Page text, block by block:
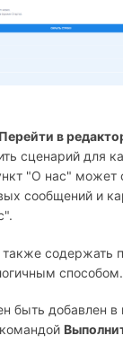
Перейти в
сценарий для
"О нас" может
сообщений и
содержать
способом.
быть добавлен в